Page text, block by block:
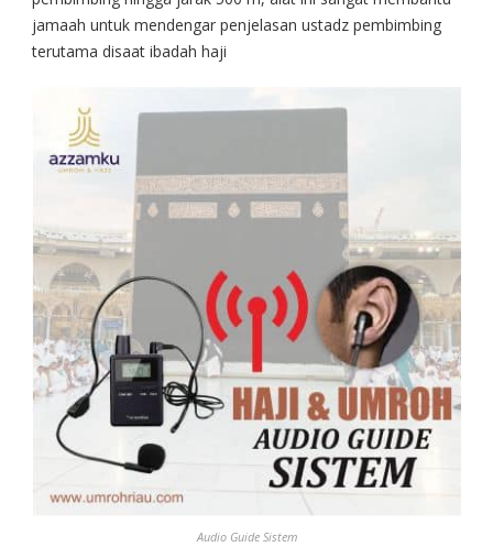
jamaah untuk mendengar penjelasan ustadz pembimbing
terutama disaat ibadah haji
Audio Guide Sistem